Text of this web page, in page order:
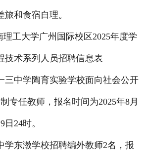
和食宿自理。
大学广州国际校区2025年度学
技术系列人员招聘信息表
中学陶育实验学校面向社会公开
专任教师，报名时间为2025年8月
24时。
东漖学校招聘编外教师2名，报